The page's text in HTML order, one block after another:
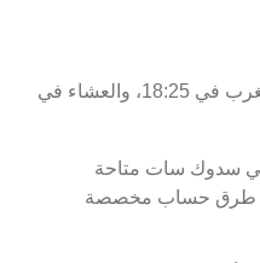
اليوم، الخميس 06/08/2026 ، أوقات الصلاة في سدوك سات كالتالي : الفجر في 04:35، الظهر في 12:08، العصر في 15:22، المغرب في 18:25، والعشاء في
في سدوك سات متاحة
21 صفر 1448 ، وبرنامج الأيام السبعة القادمة، من 06 أغسطس 2026 إلى 13 أغسطس 2026 ، مع طرق حساب مخصصة